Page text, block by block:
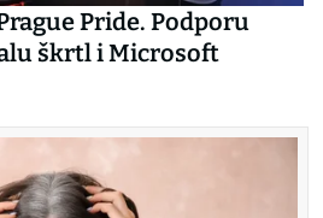
Pride. Podporu
škrtl i Microsoft